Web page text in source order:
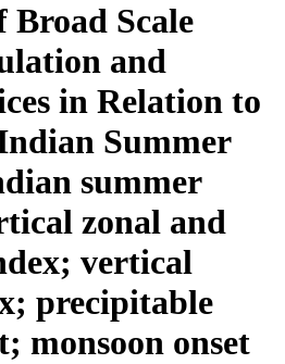
Scale
and
in Relation to
Summer
summer
zonal and
vertical
precipitable
monsoon onset